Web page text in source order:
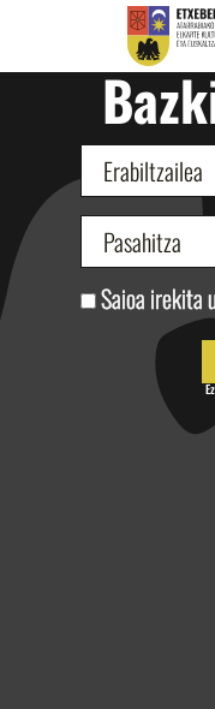
Saioa irekita